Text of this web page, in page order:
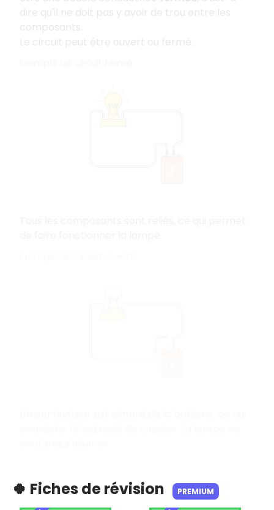
dire qu'il ne doit pas y avoir de trou entre les
🍀 Fiches de révision PREMIUM